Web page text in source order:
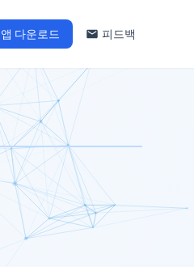
앱 다운로드 피드백